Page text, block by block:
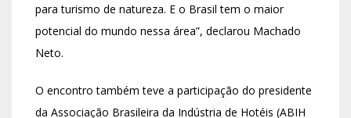
para turismo de natureza. E o Brasil tem o maior
potencial do mundo nessa área”, declarou Machado
Neto.
O encontro também teve a participação do presidente
da Associação Brasileira da Indústria de Hotéis (ABIH